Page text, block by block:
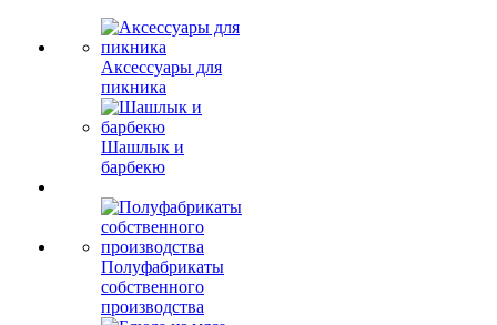
Аксессуары для
пикника
Шашлык и
барбекю
Полуфабрикаты
собственного
производства